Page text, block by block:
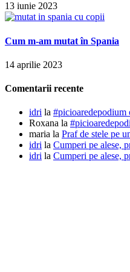
13 iunie 2023
Cum m-am mutat în Spania
14 aprilie 2023
Comentarii recente
idri la
Roxana la
maria la Praf de stele pe
idri la Cumperi pe alese,
idri la Cumperi pe alese,